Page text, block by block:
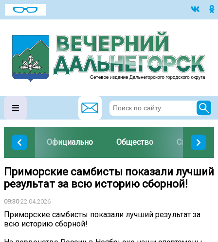
Официально Общество Спорт
Приморские самбисты показали лучший
результат за всю историю сборной!
09:3022.04.2026
Приморские самбисты показали лучший результат за
всю историю сборной!